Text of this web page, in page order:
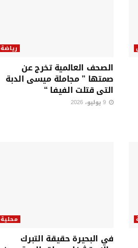
رياضة
الصحف العالمية تخرج عن
صمتها ” مجاملة ميسى الدبة
التى قتلت الفيفا “
محلية
في البحيرة حقيقة التبرك